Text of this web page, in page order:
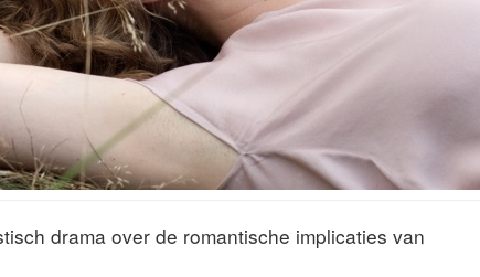
drama over de romantische implicaties van